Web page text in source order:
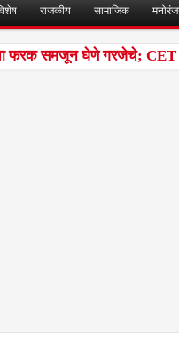
राजकीय सामाजिक
फरक समजून घेणे गरजेचे; CET